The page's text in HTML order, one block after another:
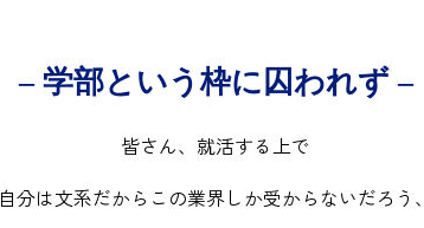
– 学部という枠に囚われず –
皆さん、就活する上で
自分は文系だからこの業界しか受からないだろう、